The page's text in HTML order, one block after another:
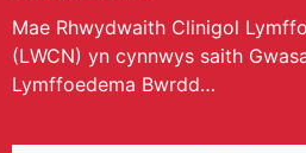
Mae Rhwydwaith Clinigol
(LWCN) yn cynnwys saith
Lymffoedema Bwrdd…